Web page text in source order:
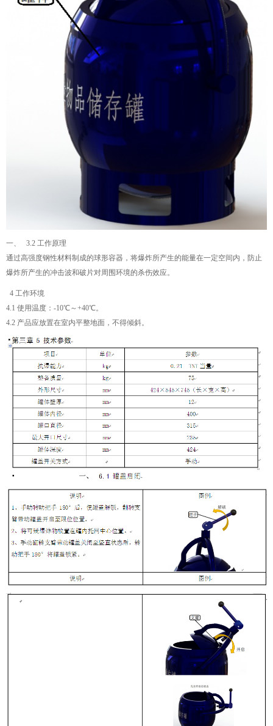
一、 3.2 工作原理
通过高强度钢性材料制成的球形容器，将爆炸所产生的能量在一定空间内，防止
爆炸所产生的冲击波和破片对周围环境的杀伤效应。
4 工作环境
4.1 使用温度：-10℃～+40℃。
4.2 产品应放置在室内平整地面，不得倾斜。